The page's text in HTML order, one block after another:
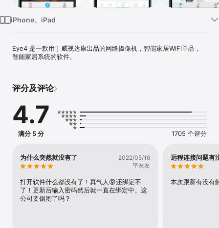
iPhone、iPad
Eye4 是一款用于威视达康出品的网络摄像机，智能家居WiFi单品，
智能家居系统的软件。
评分及评论
4.7
满分 5 分 1705 个评分
为什么突然就没有了
2022/05/16
平友友
打开软件什么都没有了！真气人😡还绑定不
了！更新后输入密码然后就一直在绑定中。这
公司要倒闭了吗？
远程连接问题有
本次跟新有没有